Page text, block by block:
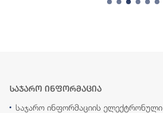
საჯარო ინფორმაცია
საჯარო ინფორმაციის ელექტრონული